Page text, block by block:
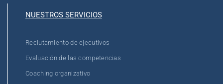
NUESTROS SERVICIOS
Reclutamiento de ejecutivos
Evaluación de las competencias
Coaching organizativo